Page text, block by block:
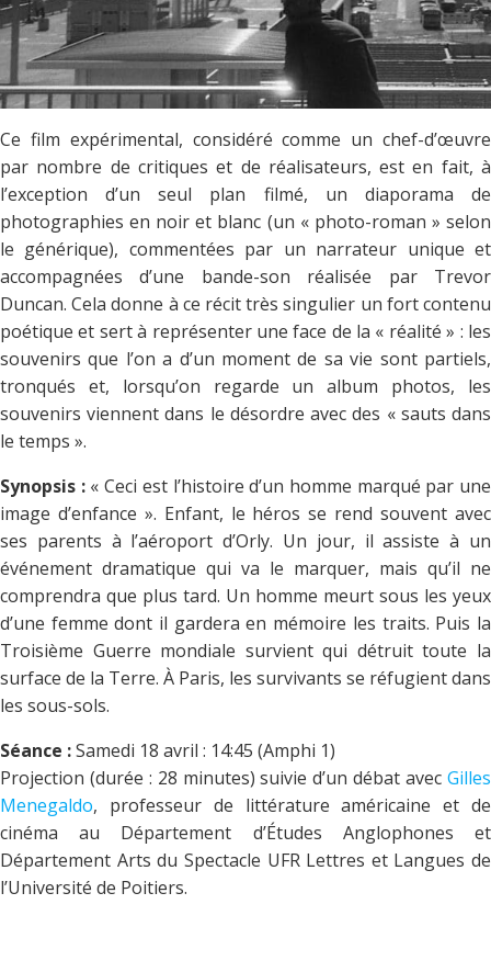
Ce film expérimental, considéré comme un chef-d’œuvre
par nombre de critiques et de réalisateurs, est en fait, à
l’exception d’un seul plan filmé, un diaporama de
photographies en noir et blanc (un « photo-roman » selon
le générique), commentées par un narrateur unique et
accompagnées d’une bande-son réalisée par Trevor
Duncan. Cela donne à ce récit très singulier un fort contenu
poétique et sert à représenter une face de la « réalité » : les
souvenirs que l’on a d’un moment de sa vie sont partiels,
tronqués et, lorsqu’on regarde un album photos, les
souvenirs viennent dans le désordre avec des « sauts dans
le temps ».
Synopsis :« Ceci est l’histoire d’un homme marqué par une
image d’enfance ». Enfant, le héros se rend souvent avec
ses parents à l’aéroport d’Orly. Un jour, il assiste à un
événement dramatique qui va le marquer, mais qu’il ne
comprendra que plus tard. Un homme meurt sous les yeux
d’une femme dont il gardera en mémoire les traits. Puis la
Troisième Guerre mondiale survient qui détruit toute la
surface de la Terre. À Paris, les survivants se réfugient dans
les sous-sols.
Séance :Samedi 18 avril : 14:45 (Amphi 1)
Projection (durée : 28 minutes) suivie d’un débat avec Gilles
Menegaldo, professeur de littérature américaine et de
cinéma au Département d’Études Anglophones et
Département Arts du Spectacle UFR Lettres et Langues de
l’Université de Poitiers.